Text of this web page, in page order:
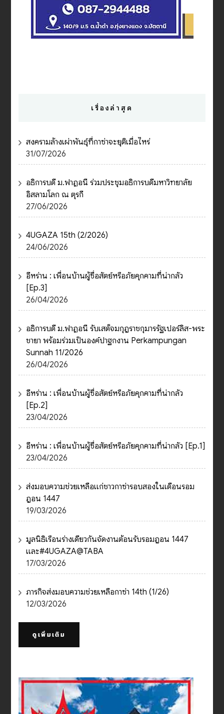
เรื่องล่าสุด
สงครามล้างเผ่าพันธุ์ที่กาซ่าจะยุติเมื่อไหร่
31/07/2026
อธิการบดี ม.ฟาฏอนี ร่วมประชุมอธิการบดีมหาวิทยาลัย
อิสลามโลก ณ ตุรกี
27/06/2026
4UGAZA 15th (2/2026)
24/06/2026
อีหร่าน : เพื่อนบ้านผู้ซื่อสัตย์หรือภัยคุกคามที่น่ากลัว
[Ep.3]
26/04/2026
อธิการบดี ม.ฟาฏอนี รับเสด็จมกุฎราชกุมารรัฐเปอร์ลิส-พระ
ชายา พร้อมร่วมเป็นองค์ปาฐกงาน Perkampungan
Sunnah 11/2026
26/04/2026
อีหร่าน : เพื่อนบ้านผู้ซื่อสัตย์หรือภัยคุกคามที่น่ากลัว
[Ep.2]
23/04/2026
อีหร่าน : เพื่อนบ้านผู้ซื่อสัตย์หรือภัยคุกคามที่น่ากลัว [Ep.1]
23/04/2026
ส่งมอบความช่วยเหลือแก่ชาวกาซ่ารอบสองในเดือนรอม
ฎอน 1447
19/03/2026
มูลนิธิเรือนร่างเดียวกันจัดงานต้อนรับรอมฎอน 1447
และ#4UGAZA@TABA
17/03/2026
ภารกิจส่งมอบความช่วยเหลือกาซ่า 14th (1/26)
12/03/2026